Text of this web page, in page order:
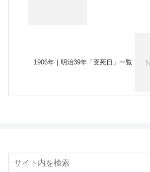
1906年｜明治39年「受死日」一覧